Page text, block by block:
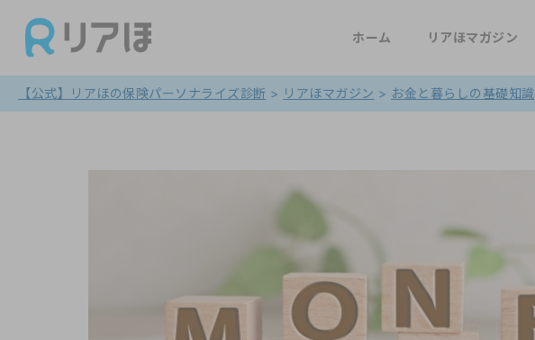
ホーム リアほマガジン
【公式】リアほの保険パーソナライズ診断 > リアほマガジン > お金と暮らしの基礎知識